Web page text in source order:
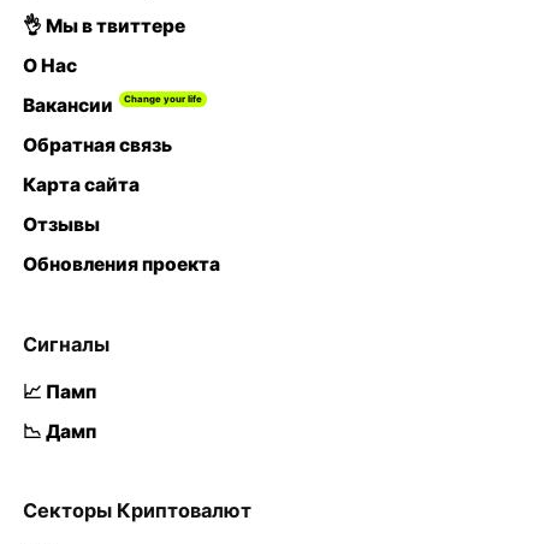
👌 Мы в твиттере
О Нас
Вакансии
Обратная связь
Карта сайта
Отзывы
Обновления проекта
Сигналы
📈 Памп
📉 Дамп
Секторы Криптовалют